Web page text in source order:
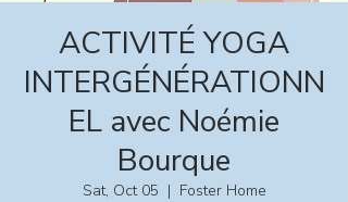
ACTIVITÉ YOGA
INTERGÉNÉRATIONN
EL avec Noémie
Bourque
Sat, Oct 05
  |
Foster Home